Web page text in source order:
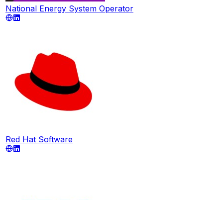
National Energy System Operator
Red Hat Software